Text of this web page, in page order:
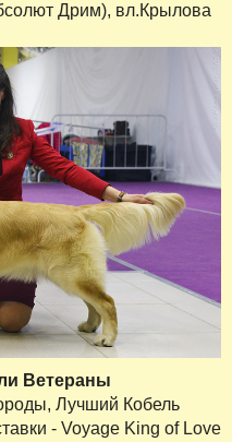
Дрим), вл.Крылова
Ветераны
Лучший Кобель
- Voyage King of Love